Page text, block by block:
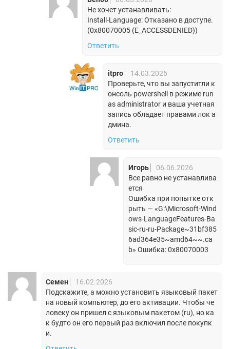
Не хочет устанавливать:
Install-Language: Отказано в доступе.
(0x80070005 (E_ACCESSDENIED))
Ответить
itpro
14.03.2026
Проверьте, что вы запуститли к
онсоль powershell в режиме run
as administrator и ваша учетная
запись обладает правами лок а
дмина.
Ответить
Игорь
06.06.2026
Все равно не устанавлива
ется
Ошибка при попытке отк
рыть — «G:\Microsoft-Wind
ows-LanguageFeatures-Ba
sic-ru-ru-Package~31bf385
6ad364e35~amd64~~.ca
b» Ошибка: 0x80070003
Семен
16.02.2026
Подскажите, а можно установить языковый пакет
на новый компьютер, до его активации. Чтобы че
ловеку он пришел с языковым пакетом (ru), но ка
к будто он его первый раз включил после покупк
и.